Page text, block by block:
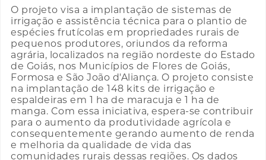
O projeto visa a implantação de sistemas de
irrigação e assistência técnica para o plantio de
espécies frutícolas em propriedades rurais de
pequenos produtores, oriundos da reforma
agrária, localizados na região nordeste do Estado
de Goiás, nos Municípios de Flores de Goiás,
Formosa e São João d'Aliança. O projeto consiste
na implantação de 148 kits de irrigação e
espaldeiras em 1 ha de maracuja e 1 ha de
manga. Com essa iniciativa, espera-se contribuir
para o aumento da produtividade agrícola e
consequentemente gerando aumento de renda
e melhoria da qualidade de vida das
comunidades rurais dessas regiões. Os dados